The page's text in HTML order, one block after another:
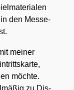
den Mes­se­
mei­ner
möch­te.
zu Dis­